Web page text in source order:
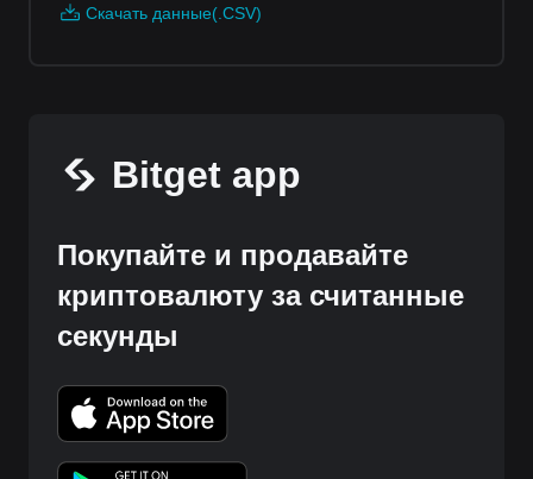
Скачать данные(.CSV)
Bitget app
Покупайте и продавайте
криптовалюту за считанные
секунды